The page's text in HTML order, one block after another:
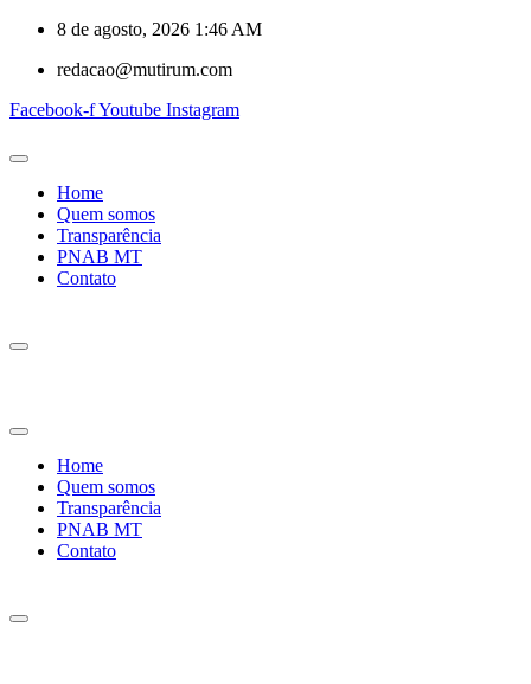
8 de agosto, 2026 1:46 AM
redacao@mutirum.com
Facebook-fYoutube Instagram
Home
Quem somos
Transparência
PNAB MT
Contato
Home
Quem somos
Transparência
PNAB MT
Contato